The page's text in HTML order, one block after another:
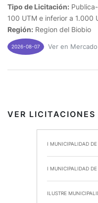
Tipo de Licitación:
100 UTM e inferior a 1.000
Región: Region del Biobio
2026-08-07 Ver en
VER LICITACIONES
I MUNICIPALIDAD
I MUNICIPALIDAD DE
ILUSTRE